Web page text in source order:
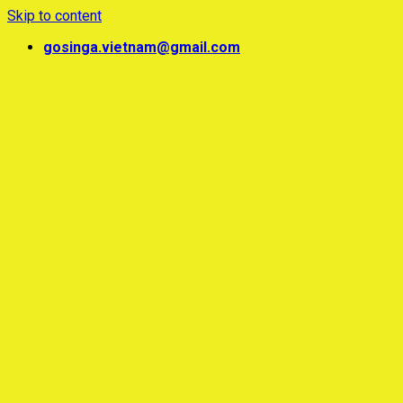
Skip to content
gosinga.vietnam@gmail.com